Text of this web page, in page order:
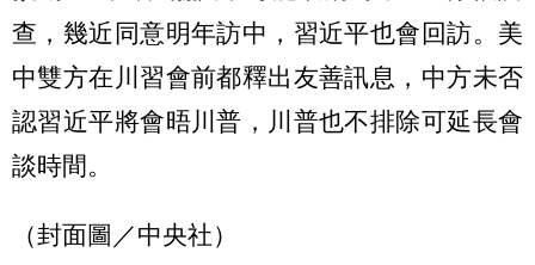
查，幾近同意明年訪中，習近平也會回訪。美
中雙方在川習會前都釋出友善訊息，中方未否
認習近平將會晤川普，川普也不排除可延長會
談時間。
（封面圖／中央社）